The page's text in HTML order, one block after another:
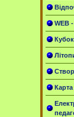
WEB
Карта